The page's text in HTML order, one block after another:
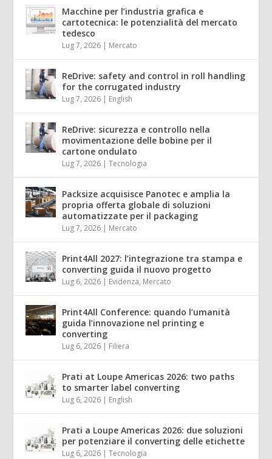
Macchine per l’industria grafica e
cartotecnica: le potenzialità del mercato
tedesco
Lug 7, 2026 | Mercato
ReDrive: safety and control in roll handling
for the corrugated industry
Lug 7, 2026 | English
ReDrive: sicurezza e controllo nella
movimentazione delle bobine per il
cartone ondulato
Lug 7, 2026 |Tecnologia
Packsize acquisisce Panotec e amplia la
propria offerta globale di soluzioni
automatizzate per il packaging
Lug 7, 2026 | Mercato
Print4All 2027: l’integrazione tra stampa e
converting guida il nuovo progetto
Lug 6, 2026 | Evidenza, Mercato
Print4All Conference: quando l’umanità
guida l’innovazione nel printing e
converting
Lug 6, 2026 | Filiera
Prati at Loupe Americas 2026: two paths
to smarter label converting
Lug 6, 2026 | English
Prati a Loupe Americas 2026: due soluzioni
per potenziare il converting delle etichette
Lug 6, 2026 |Tecnologia